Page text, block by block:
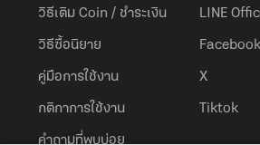
วิธีเติม Coin / ชำระเงิน
วิธีซื้อนิยาย
คู่มือการใช้งาน
กติกาการใช้งาน
คำถามที่พบบ่อย
LINE
Facebook
X
Tiktok